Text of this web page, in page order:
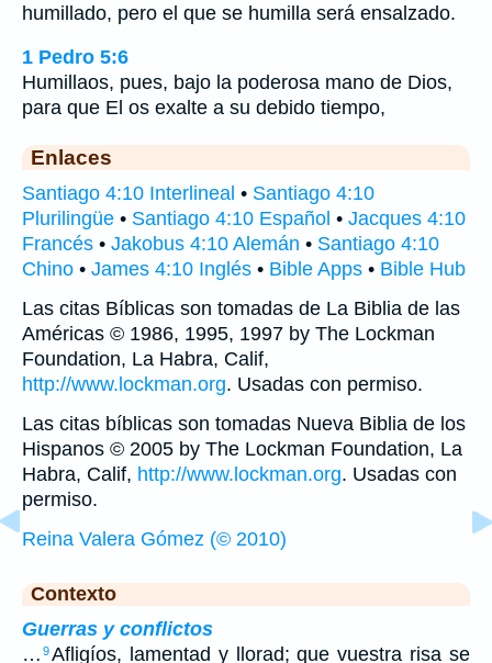
humillado, pero el que se humilla será ensalzado.
1 Pedro 5:6
Humillaos, pues, bajo la poderosa mano de Dios,
para que El os exalte a su debido tiempo,
Enlaces
Santiago 4:10 Interlineal • Santiago 4:10
Plurilingüe • Santiago 4:10 Español • Jacques 4:10
Francés • Jakobus 4:10 Alemán • Santiago 4:10
Chino • James 4:10 Inglés • Bible Apps • Bible Hub
Las citas Bíblicas son tomadas de La Biblia de las
Américas © 1986, 1995, 1997 by The Lockman
Foundation, La Habra, Calif,
http://www.lockman.org. Usadas con permiso.
Las citas bíblicas son tomadas Nueva Biblia de los
Hispanos © 2005 by The Lockman Foundation, La
Habra, Calif, http://www.lockman.org. Usadas con
permiso.
Reina Valera Gómez (© 2010)
Contexto
Guerras y conflictos
… 9Afligíos, lamentad y llorad; que vuestra risa se